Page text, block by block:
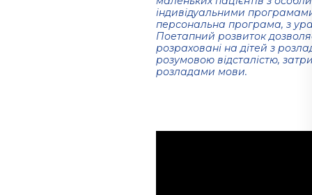
індивідуальними
персональна програма, з
Поетапний розвиток
розраховані на дітей з
розумовою відсталістю,
розладами мови.